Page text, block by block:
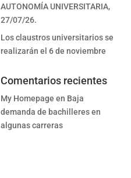
AUTONOMÍA UNIVERSITARIA,
27/07/26.
Los claustros universitarios se
realizarán el 6 de noviembre
Comentarios recientes
My Homepage en Baja
demanda de bachilleres en
algunas carreras